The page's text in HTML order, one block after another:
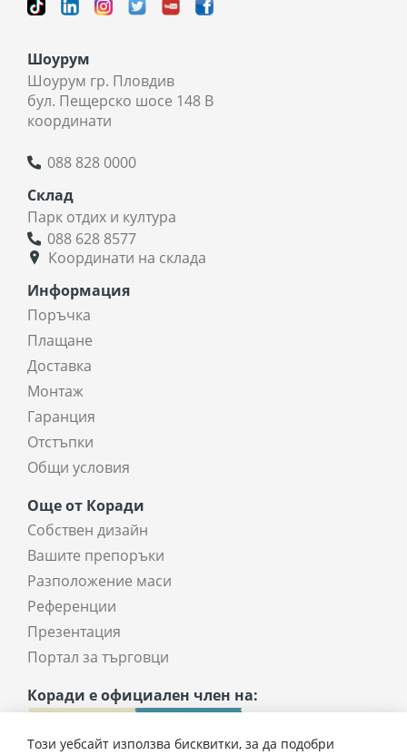
Шоурум
Шоурум гр. Пловдив
бул. Пещерско шосе 148 В
координати
088 828 0000
Склад
Парк отдих и култура
088 628 8577
Координати на склада
Информация
Поръчка
Плащане
Доставка
Монтаж
Гаранция
Отстъпки
Общи условия
Още от Коради
Собствен дизайн
Вашите препоръки
Разположение маси
Референции
Презентация
Портал за търговци
Коради е официален член на:
Този уебсайт използва бисквитки, за да подобри